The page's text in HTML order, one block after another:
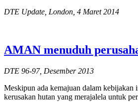
DTE Update, London, 4 Maret 2014
AMAN menuduh
DTE 96-97, Desember 2013
Meskipun ada kemajuan dalam kebijakan
kerusakan hutan yang merajalela untuk